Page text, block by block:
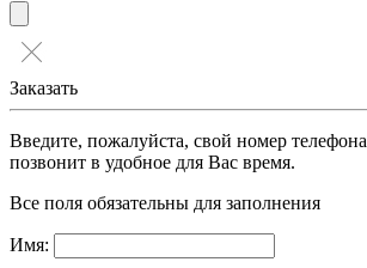
Заказать
Введите, пожалуйста, свой номер
позвонит в удобное для Вас время.
Все поля обязательны для заполнения
Имя: